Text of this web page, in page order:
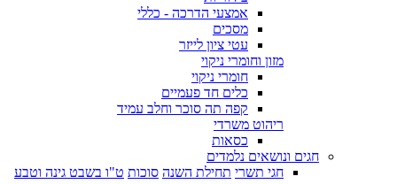
אמצעי הדרכה - כללי
מסכים
עטי ציון לייזר
מזון וחומרי ניקוי
חומרי ניקוי
כלים חד פעמיים
קפה תה סוכר וחלב עמיד
ריהוט משרדי
כסאות
חגים ונושאים נלמדים
חגי תשרי תחילת השנה סוכות ט"ו בשבט גינה וטבע